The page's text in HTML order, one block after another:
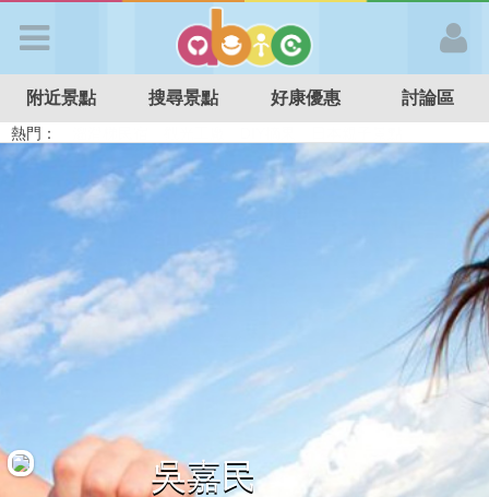
APP登入
首 頁
搜尋景點
好康優惠
最新留言
附近景點 搜尋景點 好康優惠 討論區
熱門：
特色遊戲場
親子住房優惠 台北親子餐廳 溫泉泡湯SPA
吳嘉民